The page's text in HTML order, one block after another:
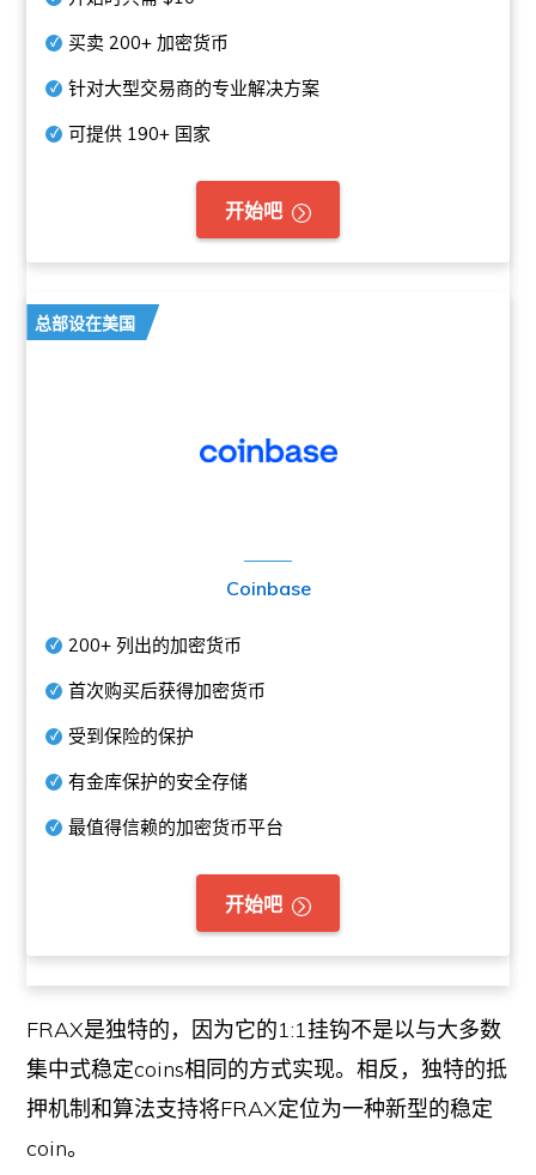
买卖200+ 加密货币
针对大型交易商的专业解决方案
可提供 190+ 国家
开始吧
总部设在美国
Coinbase
200+ 列出的加密货币
首次购买后获得加密货币
受到保险的保护
有金库保护的安全存储
最值得信赖的加密货币平台
开始吧
FRAX是独特的，因为它的1:1挂钩不是以与大多数
集中式稳定coins相同的方式实现。相反，独特的抵
押机制和算法支持将FRAX定位为一种新型的稳定
coin。